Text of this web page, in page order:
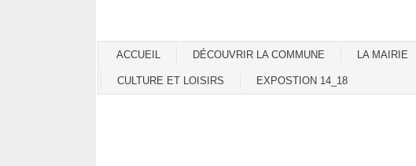
ACCUEIL DÉCOUVRIR LA COMMUNE LA MAIRIE
CULTURE ET LOISIRS EXPOSTION 14_18